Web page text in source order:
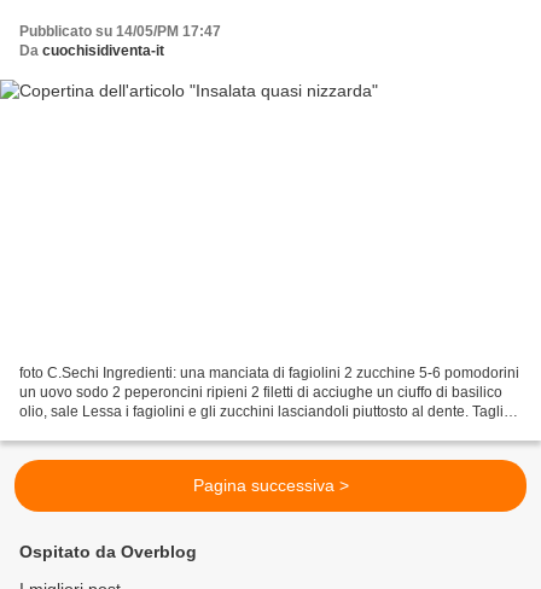
Pubblicato su 14/05/PM 17:47
Da cuochisidiventa-it
foto C.Sechi Ingredienti: una manciata di fagiolini 2 zucchine 5-6 pomodorini
un uovo sodo 2 peperoncini ripieni 2 filetti di acciughe un ciuffo di basilico
olio, sale Lessa i fagiolini e gli zucchini lasciandoli piuttosto al dente. Taglia i
Pagina successiva >
Ospitato da Overblog